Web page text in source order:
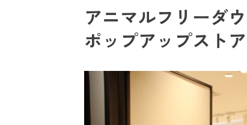
アニマルフリーダ
ポップアップスト